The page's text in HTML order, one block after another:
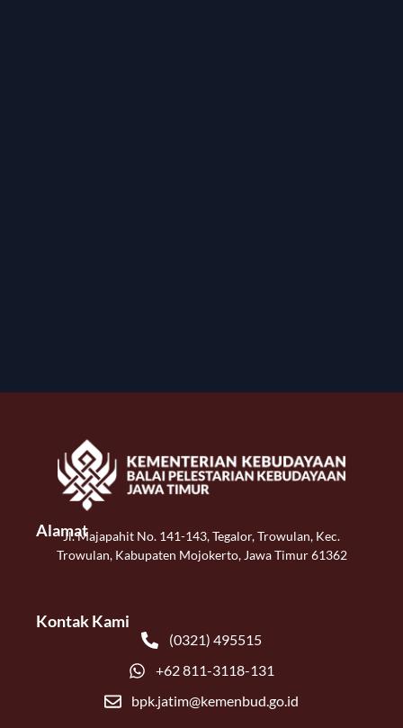
AlamatJl. Majapahit No. 141-143, Tegalor, Trowulan, Kec.
Trowulan, Kabupaten Mojokerto, Jawa Timur 61362
Kontak Kami
(0321) 495515
+62 811-3118-131
bpk.jatim@kemenbud.go.id